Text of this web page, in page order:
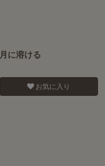
月に溶ける
お気に入り